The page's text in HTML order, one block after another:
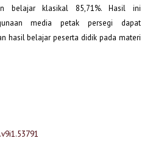
belajar klasikal 85,71%. Hasil ini
media petak persegi dapat
hasil belajar peserta didik pada materi